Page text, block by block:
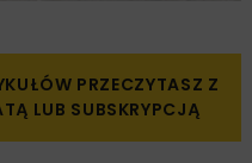
PRZECZYTASZ Z
LUB SUBSKRYPCJĄ